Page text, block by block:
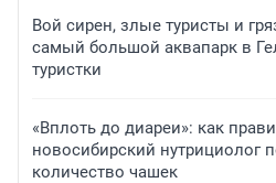
Вой сирен, злые туристы и
самый большой аквапарк в
туристки
«Вплоть до диареи»: как
новосибирский нутрициолог
количество чашек